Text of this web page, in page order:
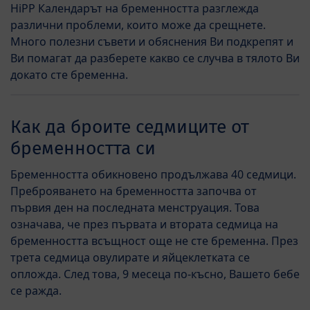
HiPP Календарът на бременността разглежда
различни проблеми, които може да срещнете.
Много полезни съвети и обяснения Ви подкрепят и
Ви помагат да разберете какво се случва в тялото Ви
докато сте бременна.
Как да броите седмиците от
бременността си
Бременността обикновено продължава 40 седмици.
Преброяването на бременността започва от
първия ден на последната менструация. Това
означава, че през първата и втората седмица на
бременността всъщност още не сте бременна. През
трета седмица овулирате и яйцеклетката се
опложда. След това, 9 месеца по-късно, Вашето бебе
се ражда.